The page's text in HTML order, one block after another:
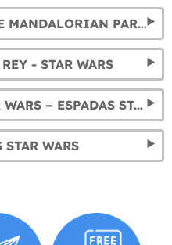
FATOS BABY YODA & THE MANDALORIAN PARA CRIANÇAS Y ADULTOS
- STAR WARS
SABRES DE LUZ DE STAR WARS – ESPADAS STAR WARS DE TODOS OS PERSONAGENS
STAR WARS